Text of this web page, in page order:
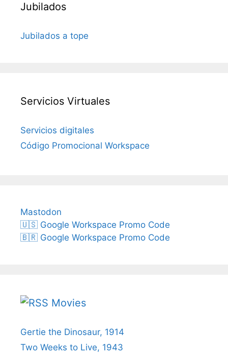
Jubilados
Jubilados a tope
Servicios Virtuales
Servicios digitales
Código Promocional Workspace
Mastodon
🇺🇸 Google Workspace Promo Code
🇧🇷 Google Workspace Promo Code
Movies
Gertie the Dinosaur, 1914
Two Weeks to Live, 1943